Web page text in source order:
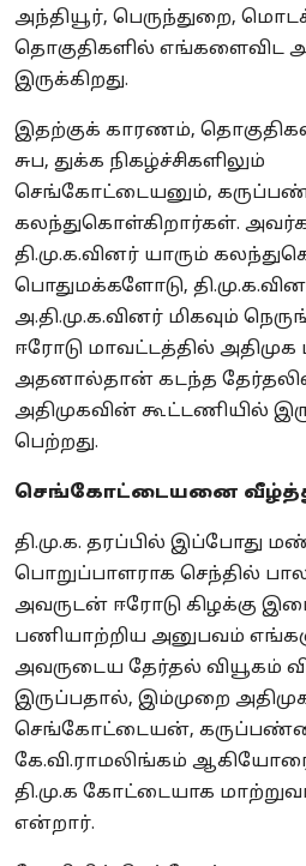
அந்தியூர், பெருந்துறை,
தொகுதிகளில் எங்களைவிட
இருக்கிறது.
இதற்குக் காரணம்,
சுப, துக்க நிகழ்ச்சிகளிலும்
செங்கோட்டையனும்,
கலந்துகொள்கிறார்கள்.
தி.மு.க.வினர் யாரும்
பொதுமக்களோடு,
அ.தி.மு.க.வினர் மிகவும்
ஈரோடு மாவட்டத்தில் அதிமுக
அதனால்தான் கடந்த தேர்தலில்
அதிமுகவின் கூட்டணியில்
பெற்றது.
செங்கோட்டையனை
தி.மு.க. தரப்பில் இப்போது
பொறுப்பாளராக செந்தில்
அவருடன் ஈரோடு கிழக்கு
பணியாற்றிய அனுபவம்
அவருடைய தேர்தல் வியூகம்
இருப்பதால், இம்முறை
செங்கோட்டையன்,
கே.வி.ராமலிங்கம்
தி.மு.க கோட்டையாக
என்றார்.